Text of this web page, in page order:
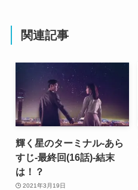
関連記事
輝く星のターミナル-あら
すじ-最終回(16話)-結末
は！？
2021年3月19日